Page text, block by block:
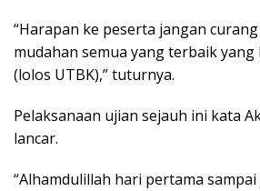
“Harapan ke peserta jangan
mudahan semua yang terbaik yang
(lolos UTBK),” tuturnya.
Pelaksanaan ujian sejauh ini kata
lancar.
“Alhamdulillah hari pertama